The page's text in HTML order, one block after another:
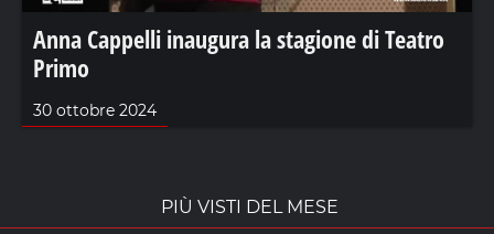
Anna Cappelli inaugura la stagione di Teatro
Primo
30 ottobre 2024
PIÙ VISTI DEL MESE